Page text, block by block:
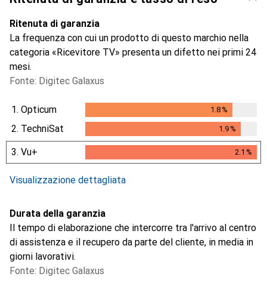
Ritenuta di garanzia
La frequenza con cui un prodotto di questo marchio nella
categoria «Ricevitore TV» presenta un difetto nei primi 24
mesi.
Fonte: Digitec Galaxus
1. Opticum 1.8%
1.8%
2. TechniSat 1.9%
1.9%
3. Vu+ 2.1 %
2.1%
Visualizzazione dettagliata
Durata della garanzia
Il tempo di elaborazione che intercorre tra l'arrivo al centro
di assistenza e il recupero da parte del cliente, in media in
giorni lavorativi.
Fonte: Digitec Galaxus